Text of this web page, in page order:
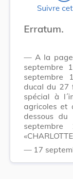
Suivre
Erratum.
— A la page
septembre
septembre
ducal du 27
spécial à
agricoles et
dessous
— 17